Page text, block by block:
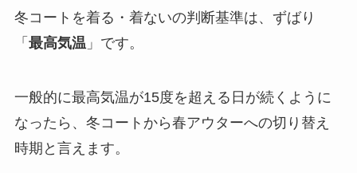
冬コートを着る・着ないの判断基準は、ずばり
「 最高気温」です。
一般的に最高気温が15度を超える日が続くように
なったら、冬コートから春アウターへの切り替え
時期と言えます。